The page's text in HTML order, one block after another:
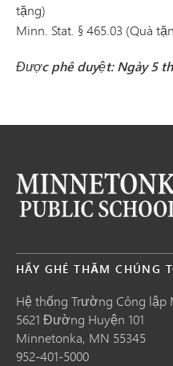
tặng)
Minn. Stat. § 465.03 (Quà
Được phê duyệt: Ngày 5
HÃY GHÉ THĂM CHÚNG
Hệ thống Trường Công lập
5621 Đường Huyện 101
Minnetonka, MN 55345
952-401-5000